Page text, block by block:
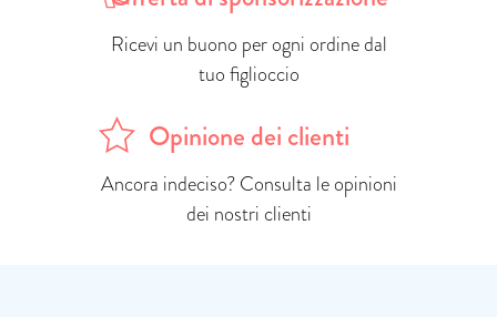
Ricevi un buono per ogni ordine dal
tuo figlioccio
Opinione dei clienti
Ancora indeciso? Consulta le opinioni
dei nostri clienti